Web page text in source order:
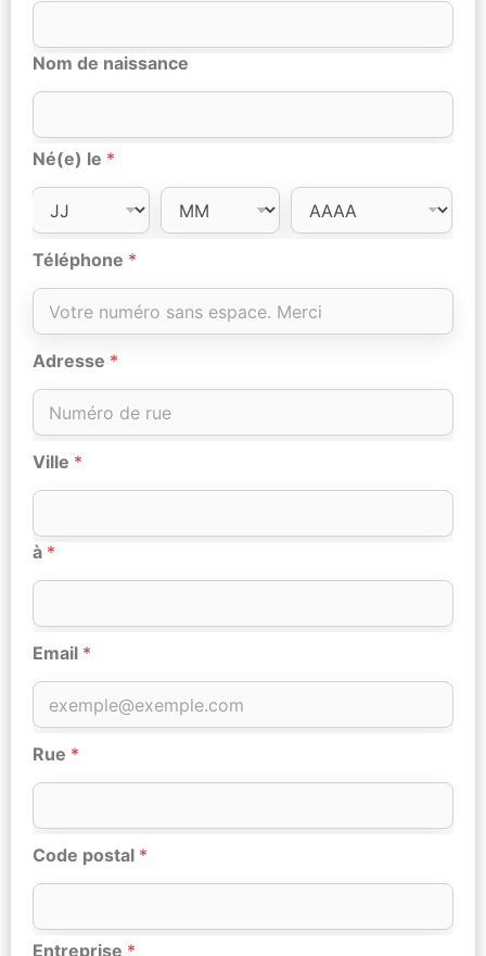
Nom de naissance
Né(e) le *
Téléphone *
Adresse *
Ville *
à *
Email *
Rue *
Code postal *
Entreprise *